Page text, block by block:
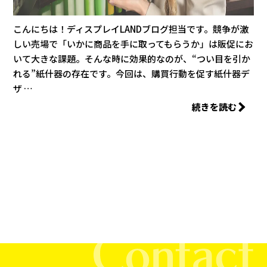
こんにちは！ディスプレイLANDブログ担当です。競争が激
しい売場で「いかに商品を手に取ってもらうか」は販促にお
いて大きな課題。そんな時に効果的なのが、“つい目を引か
れる”紙什器の存在です。今回は、購買行動を促す紙什器デ
ザ …
続きを読む